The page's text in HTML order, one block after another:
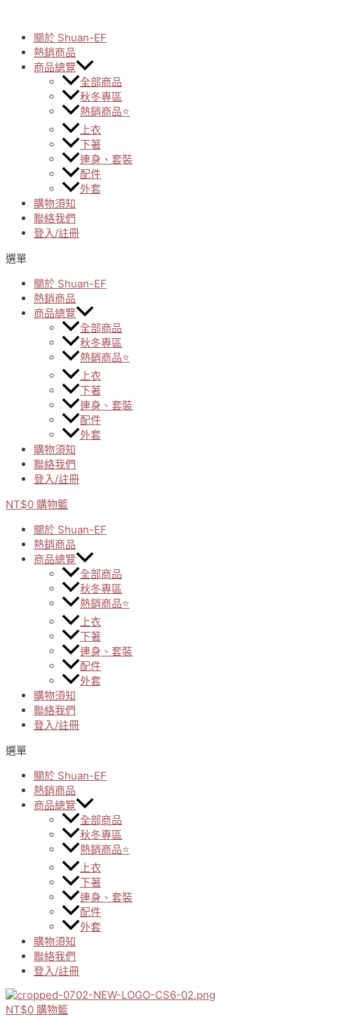
content關於 Shuan-EF
熱銷商品
商品總覽
全部商品
秋冬專區
熱銷商品⭐
上衣
下著
連身、套裝
配件
外套
購物須知
聯絡我們
登入/註冊
選單
關於 Shuan-EF
熱銷商品
商品總覽
全部商品
秋冬專區
熱銷商品⭐
上衣
下著
連身、套裝
配件
外套
購物須知
聯絡我們
登入/註冊
NT$0 購物籃
關於 Shuan-EF
熱銷商品
商品總覽
全部商品
秋冬專區
熱銷商品⭐
上衣
下著
連身、套裝
配件
外套
購物須知
聯絡我們
登入/註冊
選單
關於 Shuan-EF
熱銷商品
商品總覽
全部商品
秋冬專區
熱銷商品⭐
上衣
下著
連身、套裝
配件
外套
購物須知
聯絡我們
登入/註冊
NT$0 購物籃